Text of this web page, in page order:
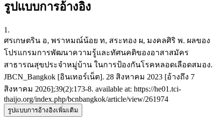
รูปแบบการอ้างอิง
1.
ศรเกษตริน อ, พราหมณ์น้อย ท, สระทอง ผ, มงคลศิริ พ. ผลของ
โปรแกรมการพัฒนาความรู้และทัศนคติของอาสาสมัคร
สาธารณสุขประจำหมู่บ้าน ในการป้องกันโรคหลอดเลือดสมอง.
JBCN_Bangkok [อินเทอร์เน็ต]. 28 สิงหาคม 2023 [อ้างถึง 7
สิงหาคม 2026];39(2):173-8. available at: https://he01.tci-
thaijo.org/index.php/bcnbangkok/article/view/261974
รูปแบบการอ้างอิงเพิ่มเติม